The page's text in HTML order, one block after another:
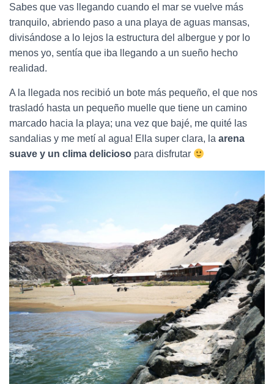
Sabes que vas llegando cuando el mar se vuelve más
tranquilo, abriendo paso a una playa de aguas mansas,
divisándose a lo lejos la estructura del albergue y por lo
menos yo, sentía que iba llegando a un sueño hecho
realidad.
A la llegada nos recibió un bote más pequeño, el que nos
trasladó hasta un pequeño muelle que tiene un camino
marcado hacia la playa; una vez que bajé, me quité las
sandalias y me metí al agua! Ella super clara, la arena
suave y un clima delicioso para disfrutar